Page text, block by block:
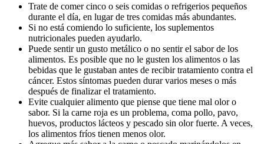
Trate de comer cinco o seis comidas o refrigerios pequeños
durante el día, en lugar de tres comidas más abundantes.
Si no está comiendo lo suficiente, los suplementos
nutricionales pueden ayudarlo.
Puede sentir un gusto metálico o no sentir el sabor de los
alimentos. Es posible que no le gusten los alimentos o las
bebidas que le gustaban antes de recibir tratamiento contra el
cáncer. Estos síntomas pueden durar varios meses o más
después de finalizar el tratamiento.
Evite cualquier alimento que piense que tiene mal olor o
sabor. Si la carne roja es un problema, coma pollo, pavo,
huevos, productos lácteos y pescado sin olor fuerte. A veces,
los alimentos fríos tienen menos olor.